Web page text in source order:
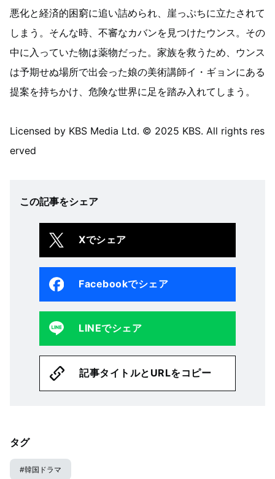
悪化と経済的困窮に追い詰められ、崖っぷちに立たされて
しまう。そんな時、不審なカバンを見つけたウンス。その
中に入っていた物は薬物だった。家族を救うため、ウンス
は予期せぬ場所で出会った娘の美術講師イ・ギョンにある
提案を持ちかけ、危険な世界に足を踏み入れてしまう。
Licensed by KBS Media Ltd. © 2025 KBS. All rights res
erved
この記事をシェア
Xでシェア
Facebookでシェア
LINEでシェア
記事タイトルとURLをコピー
タグ
#韓国ドラマ